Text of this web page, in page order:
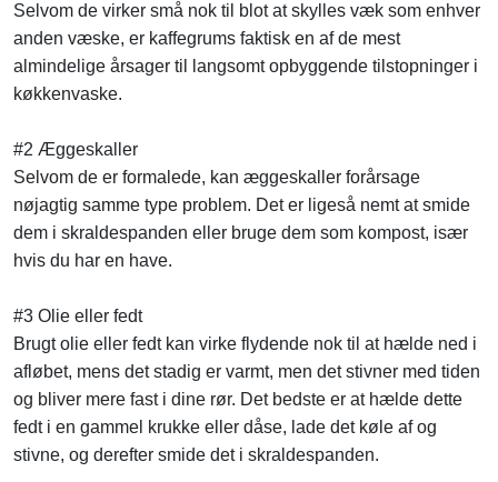
Selvom de virker små nok til blot at skylles væk som enhver
anden væske, er kaffegrums faktisk en af de mest
almindelige årsager til langsomt opbyggende tilstopninger i
køkkenvaske.
#2 Æggeskaller
Selvom de er formalede, kan æggeskaller forårsage
nøjagtig samme type problem. Det er ligeså nemt at smide
dem i skraldespanden eller bruge dem som kompost, især
hvis du har en have.
#3 Olie eller fedt
Brugt olie eller fedt kan virke flydende nok til at hælde ned i
afløbet, mens det stadig er varmt, men det stivner med tiden
og bliver mere fast i dine rør. Det bedste er at hælde dette
fedt i en gammel krukke eller dåse, lade det køle af og
stivne, og derefter smide det i skraldespanden.